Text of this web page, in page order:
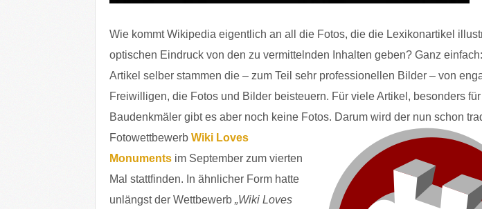
Wie kommt Wikipedia eigentlich an all die Fotos, die die Lexikonartikel
optischen Eindruck von den zu vermittelnden Inhalten geben? Ganz
Artikel selber stammen die – zum Teil sehr professionellen Bilder – von
Freiwilligen, die Fotos und Bilder beisteuern. Für viele Artikel, besonders
Baudenkmäler gibt es aber noch keine Fotos. Darum wird der nun schon
Fotowettbewerb Wiki Loves
Monuments im September zum vierten
Mal stattfinden. In ähnlicher Form hatte
unlängst der Wettbewerb „Wiki Loves